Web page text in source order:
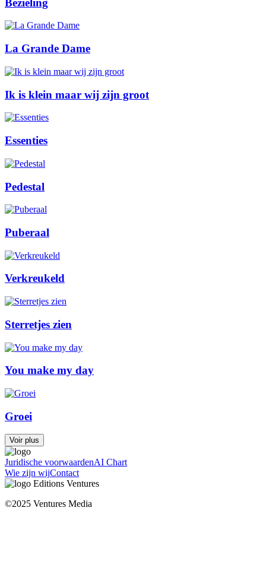
Bezieling
La Grande Dame
Ik is klein maar wij zijn groot
Essenties
Pedestal
Puberaal
Verkreukeld
Sterretjes zien
You make my day
Groei
Voir plus
Juridische voorwaardenAI Chart
Wie zijn wijContact
©2025 Ventures Media